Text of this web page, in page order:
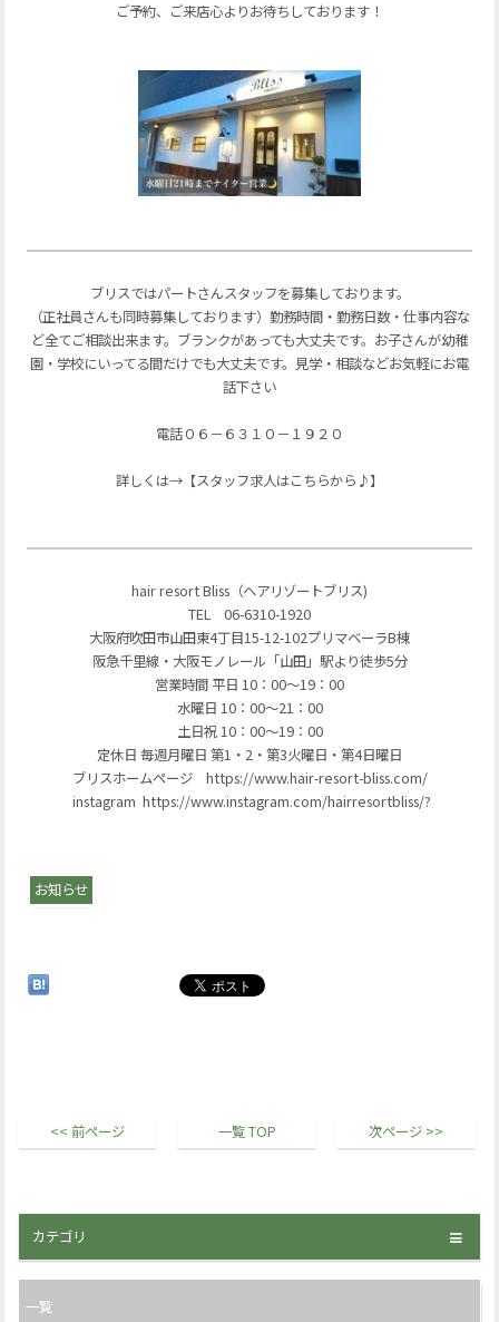
ご予約、ご来店心よりお待ちしております！
ブリスではパートさんスタッフを募集しております。
（正社員さんも同時募集しております）勤務時間・勤務日数・仕事内容な
ど全てご相談出来ます。ブランクがあっても大丈夫です。お子さんが幼稚
園・学校にいってる間だけでも大丈夫です。見学・相談などお気軽にお電
話下さい
電話０６－６３１０－１９２０
詳しくは→【スタッフ求人はこちらから♪】
hair resort Bliss（ヘアリゾートブリス)
TEL 06-6310-1920
大阪府吹田市山田東4丁目15-12-102プリマベーラB棟
阪急千里線・大阪モノレール「山田」駅より徒歩5分
営業時間 平日 10：00～19：00
水曜日 10：00～21：00
土日祝 10：00～19：00
定休日 毎週月曜日 第1・2・第3火曜日・第4日曜日
ブリスホームページ https://www.hair-resort-bliss.com/
instagram https://www.instagram.com/hairresortbliss/?
お知らせ
<< 前ページ 一覧 TOP 次ページ >>
カテゴリ
一覧